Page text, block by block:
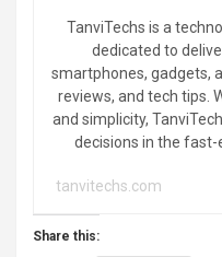
TanviTechs is a
dedicated to
smartphones, gadgets,
reviews, and tech tips.
and simplicity,
decisions in the fast-
tanvitechs.com
Share this: